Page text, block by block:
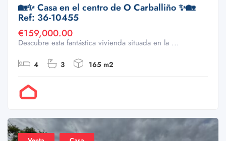
🏡✨ Casa en el centro de O Carballiño ✨🏡
Ref: 36-10455
€159,000.00
Descubre esta fantástica vivienda situada en la ...
4 3 165 m2